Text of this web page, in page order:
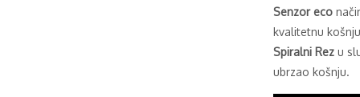
Senzor eco
kvalitetnu
Spiralni Rez u
ubrzao košnju.